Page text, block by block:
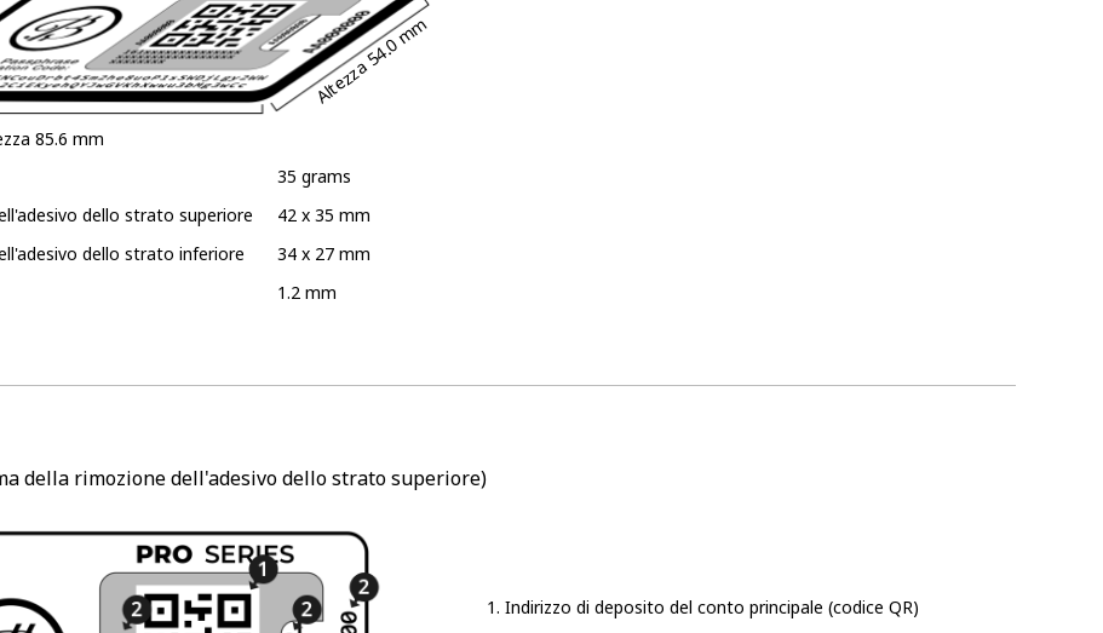
85.6 mm
Altezza
54.0 mm
dello strato superiore
dello strato inferiore
35 grams
42 x 35 mm
34 x 27 mm
1.2 mm
della rimozione dell'adesivo dello strato superiore)
Indirizzo di deposito del conto principale (codice QR)